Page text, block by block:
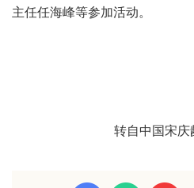
主任任海峰等参加活动。
转自中国宋庆